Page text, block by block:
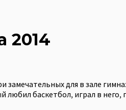
2014
замечательных для в зале
баскетбол, играл в